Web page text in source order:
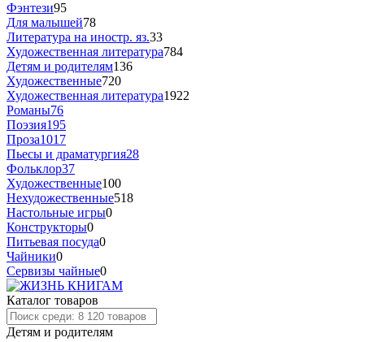
Фэнтези95
Для малышей78
Литература на иностр. яз.33
Художественная литература784
Детям и родителям136
Художественные720
Художественная литература1922
Романы76
Поэзия195
Проза1017
Пьесы и драматургия28
Фольклор37
Художественные100
Нехудожественные518
Настольные игры0
Конструкторы0
Питьевая посуда0
Чайники0
Сервизы чайные0
Каталог товаров
Детям и родителям